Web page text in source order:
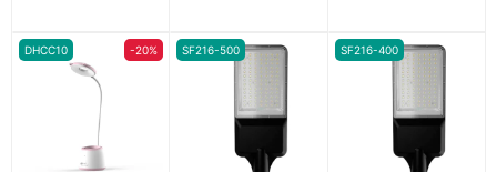
-20%
DHCC10 SF216-500 SF216-400